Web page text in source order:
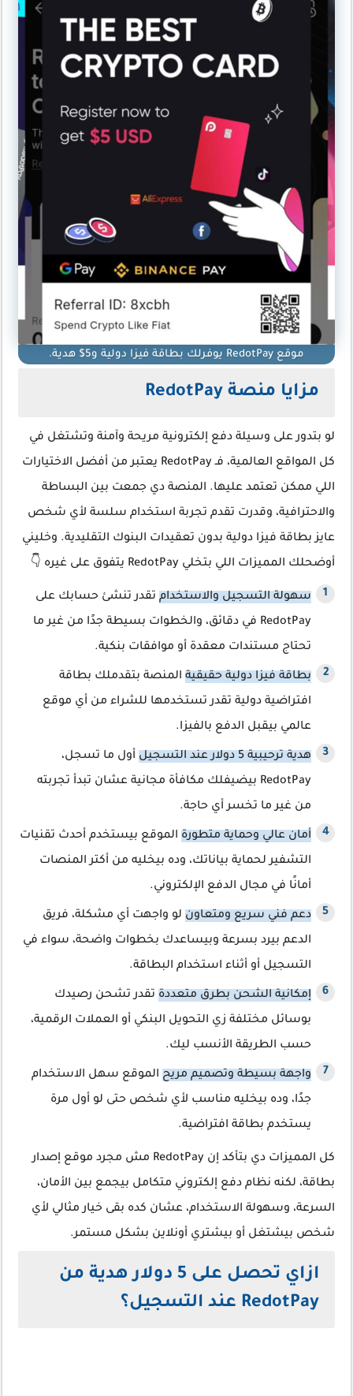
موقع RedotPay يوفرلك بطاقة فيزا دولية و5$ هدية.
مزايا منصة RedotPay
لو بتدور على وسيلة دفع إلكترونية مريحة وآمنة وتشتغل في
كل المواقع العالمية، فـ RedotPay يعتبر من أفضل الاختيارات
اللي ممكن تعتمد عليها. المنصة دي جمعت بين البساطة
والاحترافية، وقدرت تقدم تجربة استخدام سلسة لأي شخص
عايز بطاقة فيزا دولية بدون تعقيدات البنوك التقليدية. وخليني
أوضحلك المميزات اللي بتخلي RedotPay يتفوق على غيره 👇
سهولة التسجيل والاستخدام تقدر تنشئ حسابك على
RedotPay في دقائق، والخطوات بسيطة جدًا من غير ما
تحتاج مستندات معقدة أو موافقات بنكية.
بطاقة فيزا دولية حقيقية المنصة بتقدملك بطاقة
افتراضية دولية تقدر تستخدمها للشراء من أي موقع
عالمي بيقبل الدفع بالفيزا.
هدية ترحيبية 5 دولار عند التسجيل
أول ما تسجل،
RedotPay بيضيفلك مكافأة مجانية عشان تبدأ تجربته
من غير ما تخسر أي حاجة.
أمان عالي وحماية متطورة الموقع بيستخدم أحدث تقنيات
التشفير لحماية بياناتك، وده بيخليه من أكتر المنصات
أمانًا في مجال الدفع الإلكتروني.
دعم فني سريع ومتعاون لو واجهت أي مشكلة، فريق
الدعم بيرد بسرعة وبيساعدك بخطوات واضحة، سواء في
التسجيل أو أثناء استخدام البطاقة.
إمكانية الشحن بطرق متعددة تقدر تشحن رصيدك
بوسائل مختلفة زي التحويل البنكي أو العملات الرقمية،
حسب الطريقة الأنسب ليك.
واجهة بسيطة وتصميم مريح الموقع سهل الاستخدام
جدًا، وده بيخليه مناسب لأي شخص حتى لو أول مرة
يستخدم بطاقة افتراضية.
كل المميزات دي بتأكد إن RedotPay مش مجرد موقع إصدار
بطاقة، لكنه نظام دفع إلكتروني متكامل بيجمع بين الأمان،
السرعة، وسهولة الاستخدام، عشان كده بقى خيار مثالي لأي
شخص بيشتغل أو بيشتري أونلاين بشكل مستمر.
ازاي تحصل على 5 دولار هدية من
RedotPay عند التسجيل؟